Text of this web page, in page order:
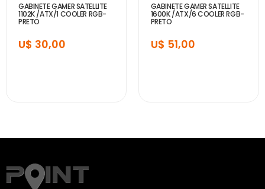
GABINETE GAMER SATELLITE
1102K /ATX/1 COOLER RGB-
PRETO
U$ 30,00
GABINETE GAMER SATELLITE
1600K /ATX/6 COOLER RGB-
PRETO
U$ 51,00